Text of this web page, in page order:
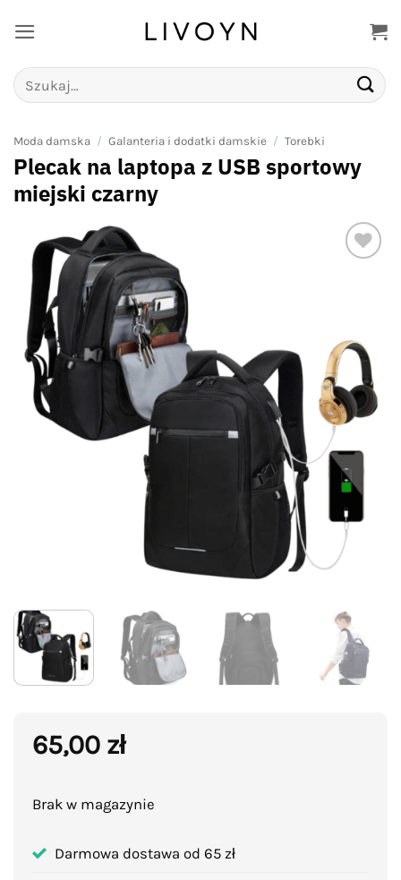
do
Szukaj:
Moda damska / Galanteria i dodatki damskie / Torebki
Plecak na laptopa z USB sportowy
miejski czarny
65,00 zł
Brak w magazynie
Darmowa dostawa od 65 zł